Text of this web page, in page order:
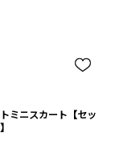
ミニスカート【セッ